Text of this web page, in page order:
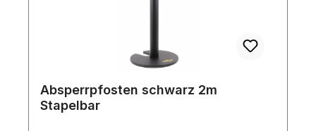
Absperrpfosten schwarz 2m
Stapelbar